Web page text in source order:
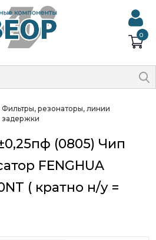
0
Фильтры, резонаторы, линии
задержки
(0805) Чип
FENGHUA
( кратно н/у =